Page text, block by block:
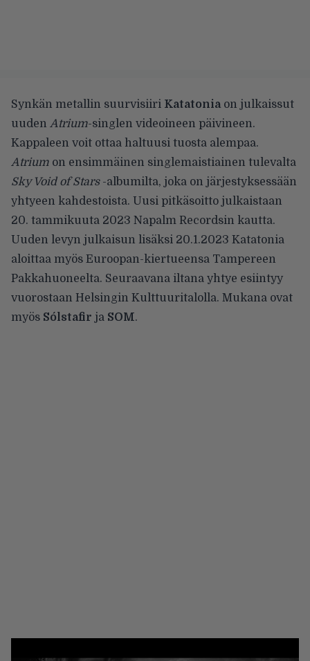
Synkän metallin suurvisiiri Katatoniaon julkaissut
uuden Atrium-singlen videoineen päivineen.
Kappaleen voit ottaa haltuusi tuosta alempaa.
Atrium on ensimmäinen singlemaistiainen tulevalta
Sky Void of Stars-albumilta, joka on järjestyksessään
yhtyeen kahdestoista. Uusi pitkäsoitto julkaistaan
20. tammikuuta 2023 Napalm Recordsin kautta.
Uuden levyn julkaisun lisäksi 20.1.2023 Katatonia
aloittaa myös Euroopan-kiertueensa Tampereen
Pakkahuoneelta. Seuraavana iltana yhtye esiintyy
vuorostaan Helsingin Kulttuuritalolla. Mukana ovat
myös Sólstafir ja SOM.